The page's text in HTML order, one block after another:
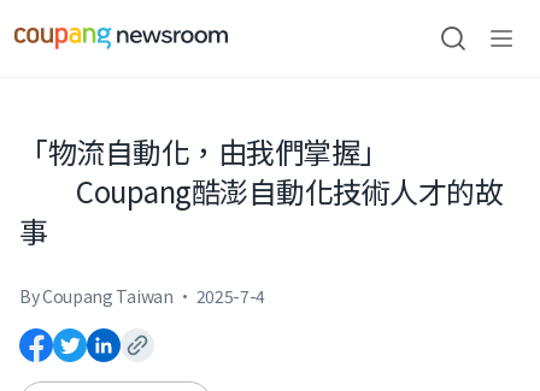
건너뛰기
검색
「物流自動化，由我們掌握」
Coupang酷澎自動化技術人才的故
事
By Coupang Taiwan · 2025-7-4